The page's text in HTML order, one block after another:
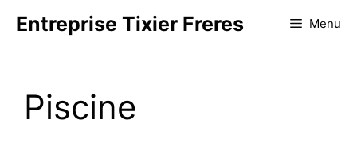
Entreprise Tixier Freres Menu
Piscine